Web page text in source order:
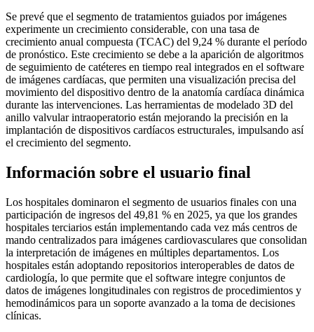
Se prevé que el segmento de tratamientos guiados por imágenes
experimente un crecimiento considerable, con una tasa de
crecimiento anual compuesta (TCAC) del 9,24 % durante el período
de pronóstico. Este crecimiento se debe a la aparición de algoritmos
de seguimiento de catéteres en tiempo real integrados en el software
de imágenes cardíacas, que permiten una visualización precisa del
movimiento del dispositivo dentro de la anatomía cardíaca dinámica
durante las intervenciones. Las herramientas de modelado 3D del
anillo valvular intraoperatorio están mejorando la precisión en la
implantación de dispositivos cardíacos estructurales, impulsando así
el crecimiento del segmento.
Información sobre el usuario final
Los hospitales dominaron el segmento de usuarios finales con una
participación de ingresos del 49,81 % en 2025, ya que los grandes
hospitales terciarios están implementando cada vez más centros de
mando centralizados para imágenes cardiovasculares que consolidan
la interpretación de imágenes en múltiples departamentos. Los
hospitales están adoptando repositorios interoperables de datos de
cardiología, lo que permite que el software integre conjuntos de
datos de imágenes longitudinales con registros de procedimientos y
hemodinámicos para un soporte avanzado a la toma de decisiones
clínicas.